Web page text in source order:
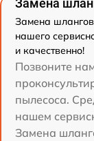
Замена
Замена
нашего
и качественно!
Позвоните
пылесоса.
нашем
Замена